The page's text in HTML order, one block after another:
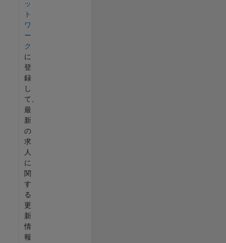
ッ
ト
ワ
ー
ク
に
登
録
し
て、
最
新
の
求
人
に
関
す
る
更
新
情
報